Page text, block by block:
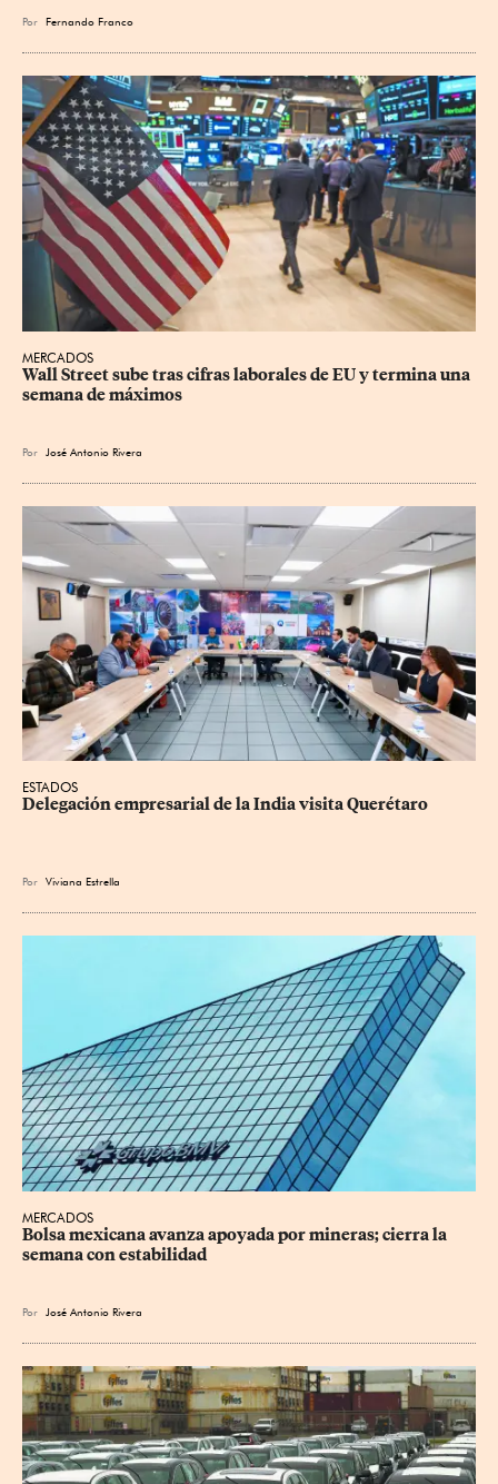
Por Fernando Franco
MERCADOS
Wall Street sube tras cifras laborales de EU y termina una
semana de máximos
Por José Antonio Rivera
ESTADOS
Delegación empresarial de la India visita Querétaro
Por Viviana Estrella
MERCADOS
Bolsa mexicana avanza apoyada por mineras; cierra la
semana con estabilidad
Por José Antonio Rivera